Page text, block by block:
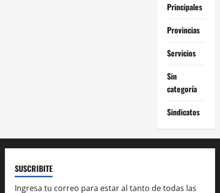
Principales
Provincias
Servicios
Sin
categoría
Sindicatos
SUSCRIBITE
Ingresa tu correo para estar al tanto de todas las